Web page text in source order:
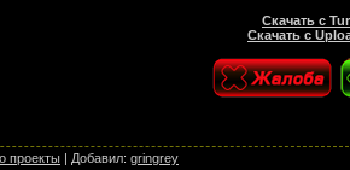
Скачать с
Скачать с
проекты | Добавил: gringrey